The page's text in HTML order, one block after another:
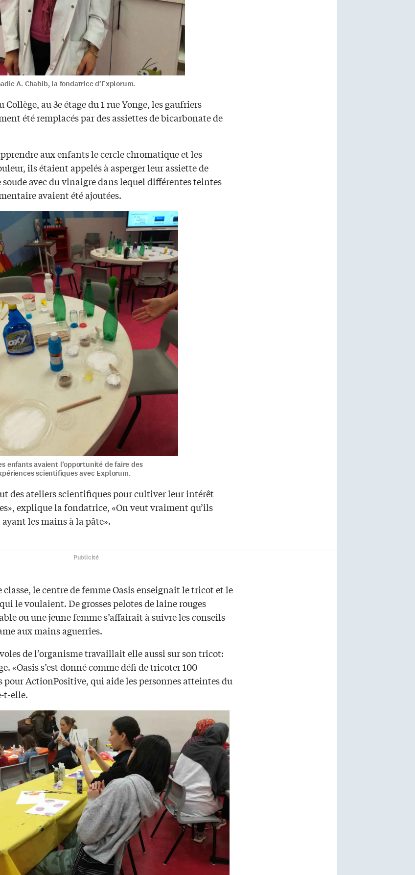
A. Chabib, la fondatrice d’Explorum.
Collège, au 3e étage du 1 rue Yonge, les gaufriers
été remplacés par des assiettes de bicarbonate de
aux enfants le cercle chromatique et les
ils étaient appelés à asperger leur assiette de
avec du vinaigre dans lequel différentes teintes
avaient été ajoutées.
enfants avaient l’opportunité de faire des
scientifiques avec Explorum.
des ateliers scientifiques pour cultiver leur intérêt
explique la fondatrice, «On veut vraiment qu’ils
les mains à la pâte».
Publicité
classe, le centre de femme Oasis enseignait le tricot et le
le voulaient. De grosses pelotes de laine rouges
ou une jeune femme s’affairait à suivre les conseils
aux mains aguerries.
de l’organisme travaillait elle aussi sur son tricot:
«Oasis s’est donné comme défi de tricoter 100
pour ActionPositive, qui aide les personnes atteintes du
t-elle.